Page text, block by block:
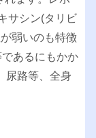
サシン(タリビ
弱いのも特徴
あるにもかか
尿路等、全身